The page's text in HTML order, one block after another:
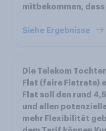
mitbekommen,
Siehe Ergebnisse
Die Telekom
Flat (faire Flatrate)
Flat soll den rund
und allen
mehr Flexibilität